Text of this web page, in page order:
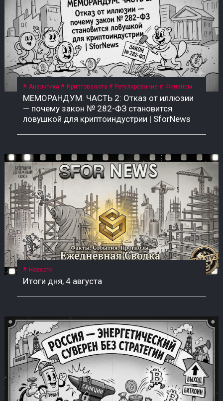
Аналитика Криптовалюта Регулирование Финансы
МЕМОРАНДУМ. ЧАСТЬ 2: Отказ от иллюзии
— почему закон № 282-ФЗ становится
ловушкой для криптоиндустрии | SforNews
Новости
Итоги дня, 4 августа